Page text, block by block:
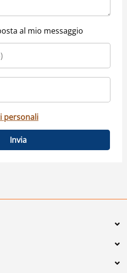
al mio messaggio
personali
Invia